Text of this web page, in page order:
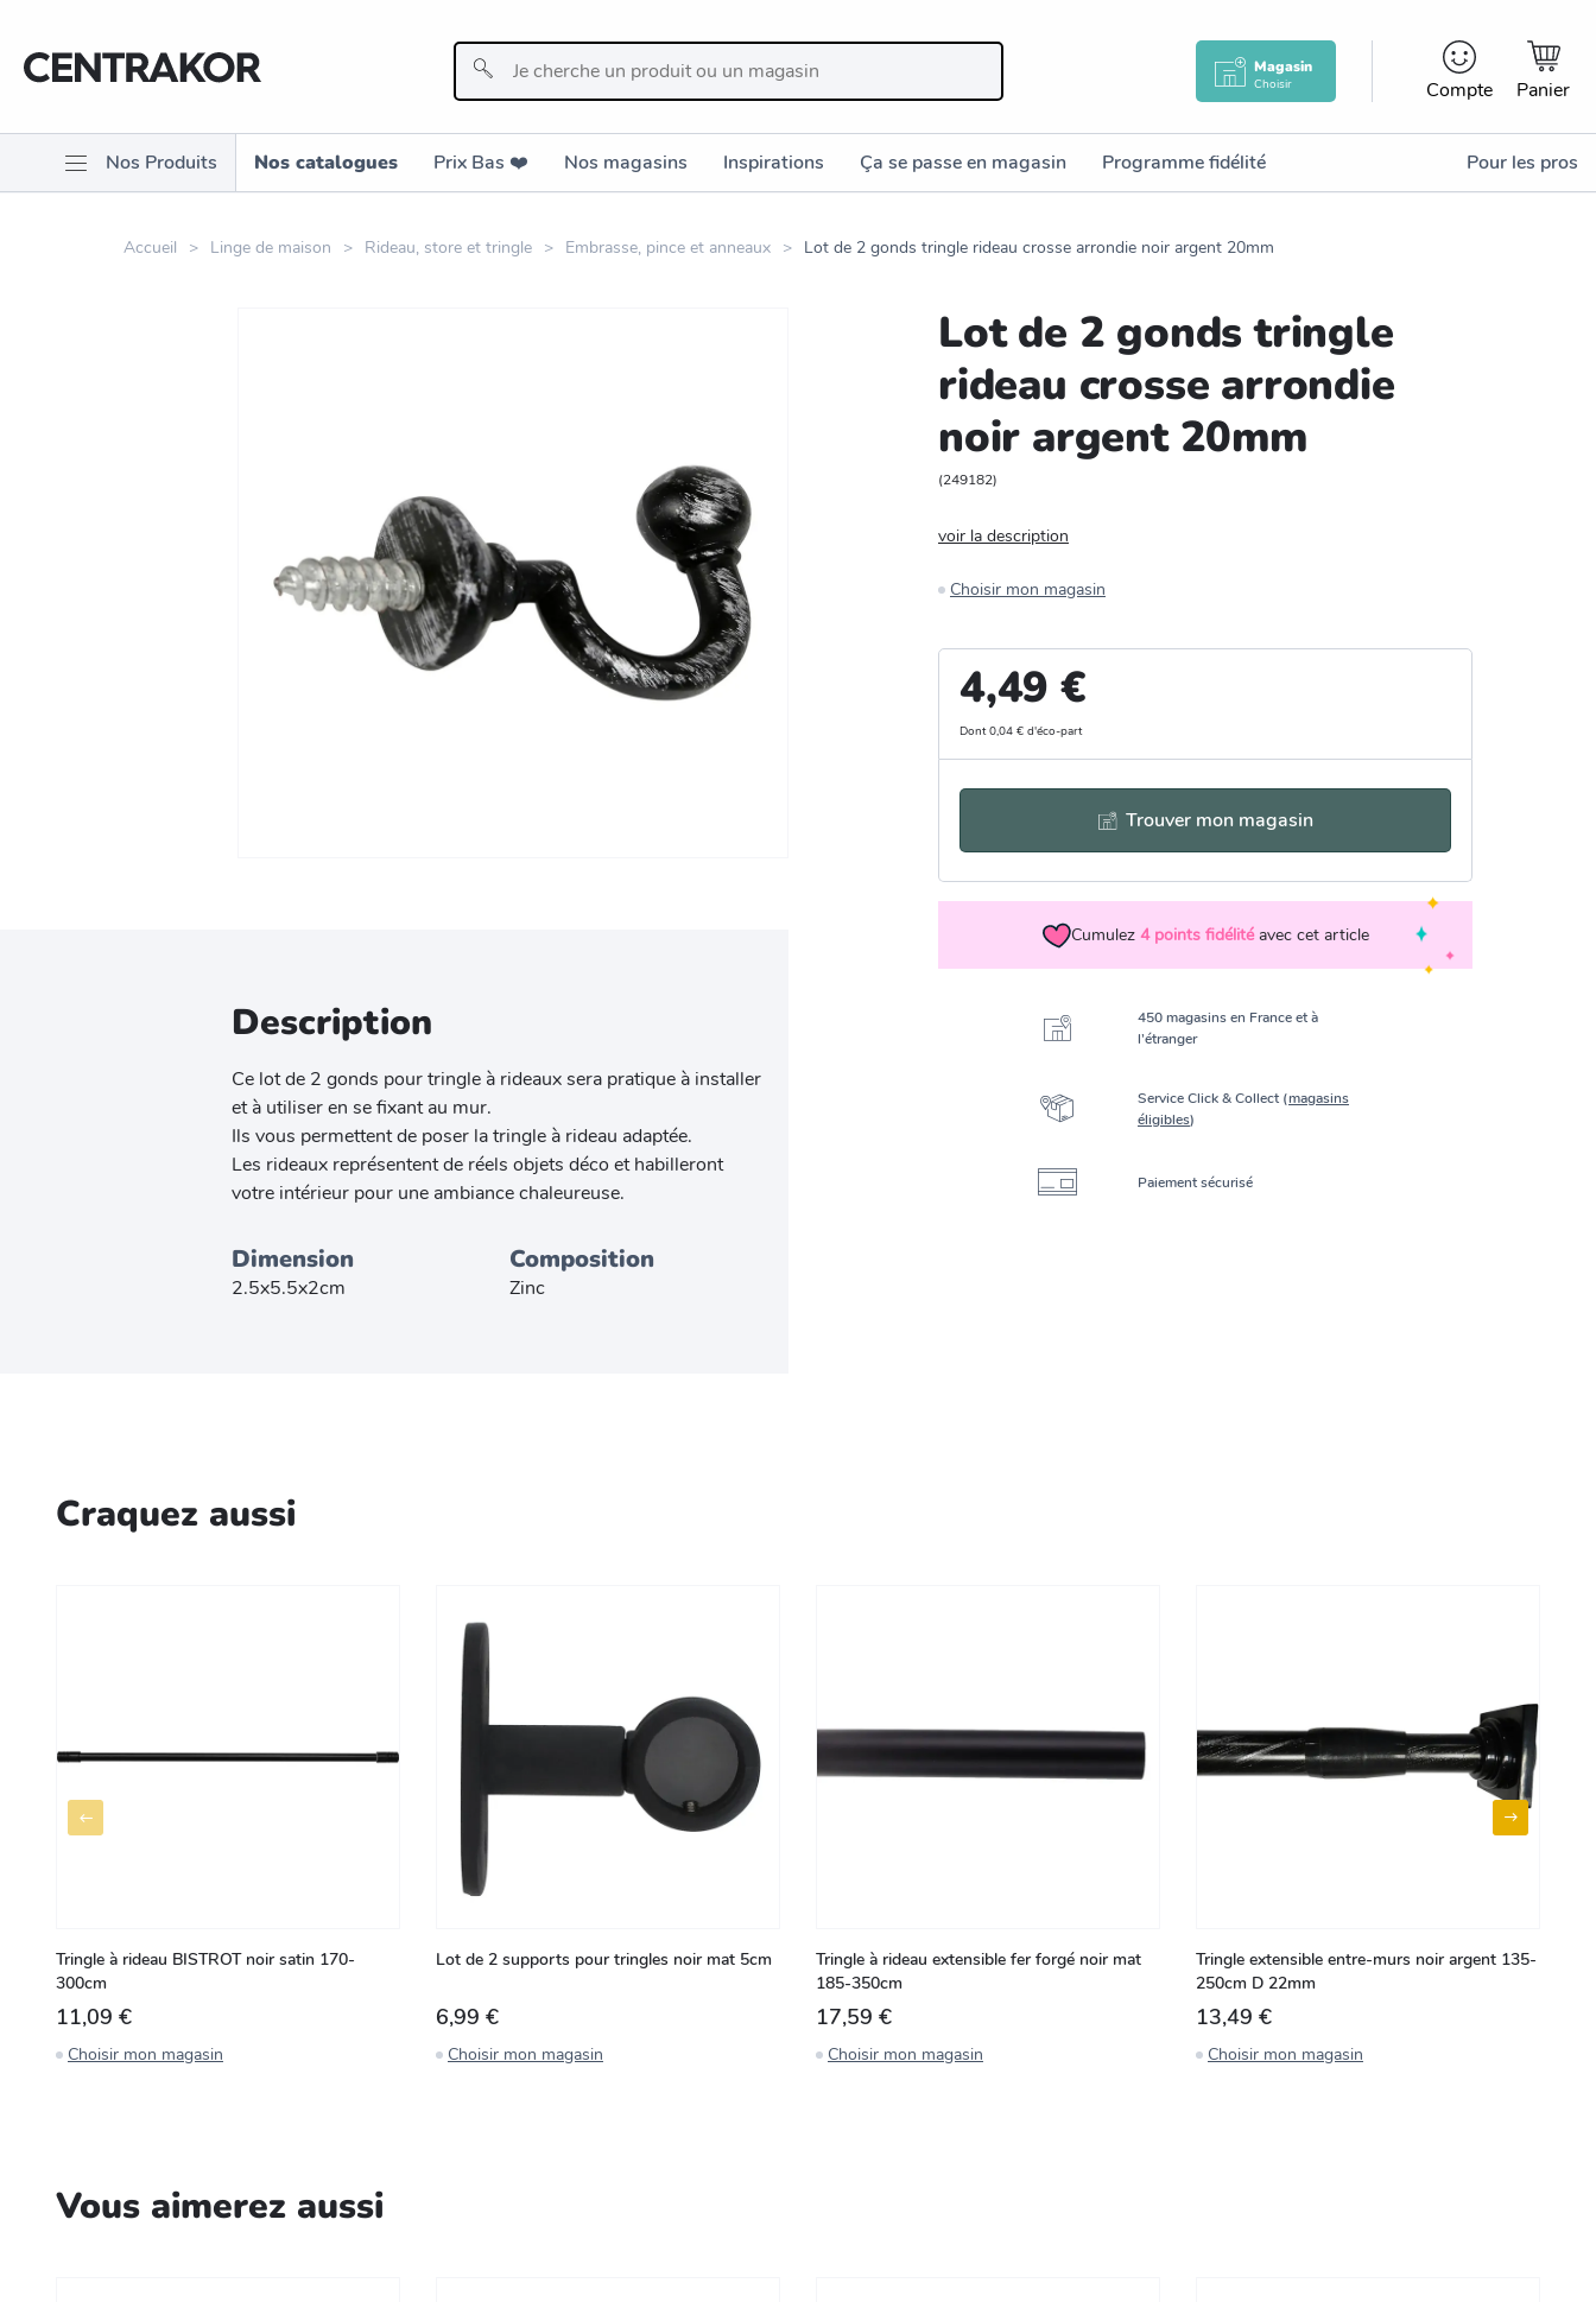
Magasin
Choisir Compte Panier
Nos Produits Nos catalogues Prix Bas ❤️️ Nos magasins Inspirations Ça se passe en magasin Programme fidélité Pour les pros
Accueil Linge de maison Rideau, store et tringle Embrasse, pince et anneaux Lot de 2 gonds tringle rideau crosse arrondie noir argent 20mm
Zoomer sur l'image
Description
Ce lot de 2 gonds pour tringle à rideaux sera pratique à installer
et à utiliser en se fixant au mur.
Ils vous permettent de poser la tringle à rideau adaptée.
Les rideaux représentent de réels objets déco et habilleront
votre intérieur pour une ambiance chaleureuse.
Dimension
2.5x5.5x2cm
Composition
Zinc
Lot de 2 gonds tringle
rideau crosse arrondie
noir argent 20mm
(249182)
voir la description
Choisir mon magasin
4,49 €
Dont 0,04 € d'éco-part
Trouver mon magasin
Cumulez 4 points fidélité avec cet article
450 magasins en France et à
l’étranger
Service Click & Collect (magasins
éligibles)
Paiement sécurisé
Craquez aussi
Tringle à rideau BISTROT noir satin 170-
300cm
11,09 €
Choisir mon magasin
Lot de 2 supports pour tringles noir mat 5cm
6,99 €
Choisir mon magasin
Tringle à rideau extensible fer forgé noir mat
185-350cm
17,59 €
Choisir mon magasin
Tringle extensible entre-murs noir argent 135-
250cm D 22mm
13,49 €
Choisir mon magasin
Vous aimerez aussi